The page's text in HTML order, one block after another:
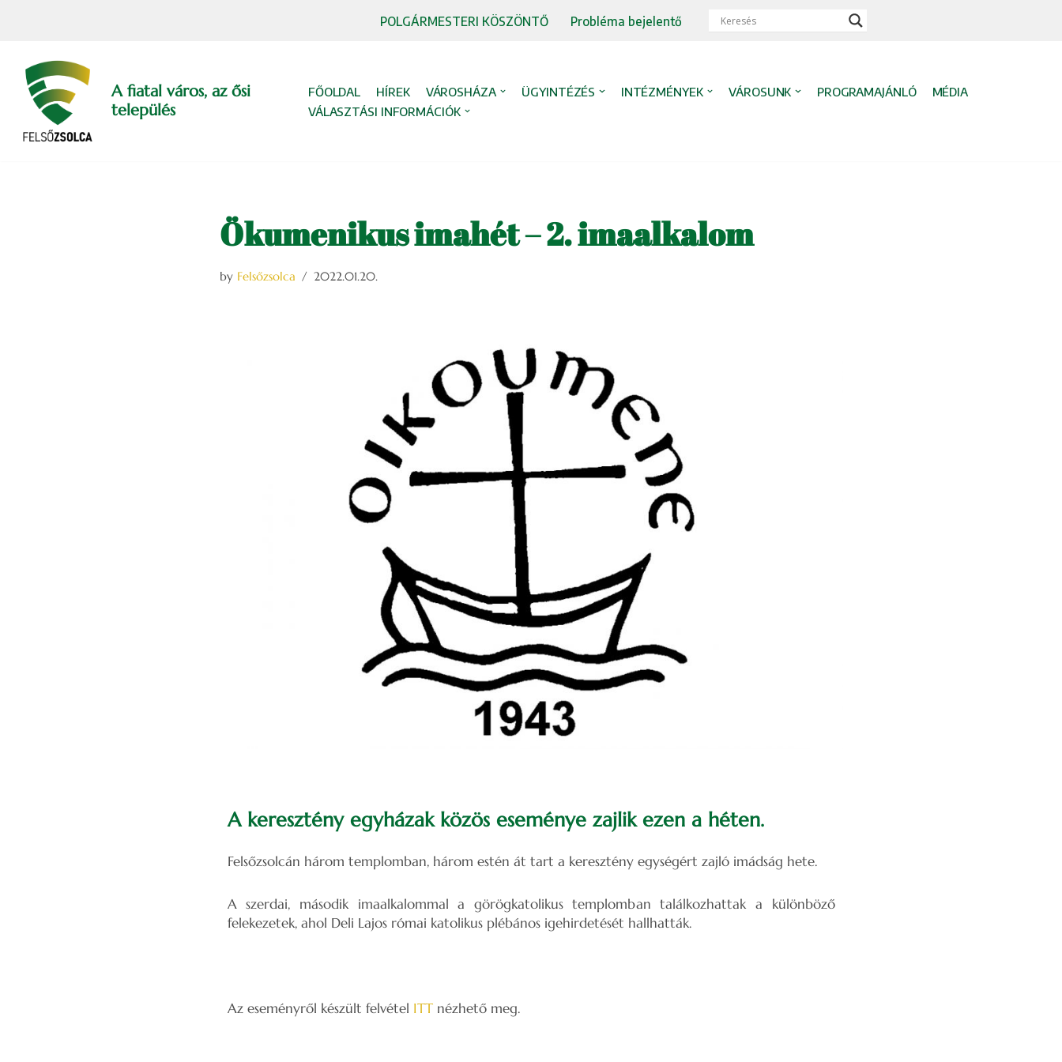
content
POLGÁRMESTERI KÖSZÖNTŐ Probléma bejelentő
A fiatal város, az ősi
település
FŐOLDAL HÍREK VÁROSHÁZA ÜGYINTÉZÉS INTÉZMÉNYEK VÁROSUNK PROGRAMAJÁNLÓ
MÉDIA
VÁLASZTÁSI INFORMÁCIÓK
Ökumenikus imahét – 2. imaalkalom
by Felsőzsolca 2022.01.20.
A keresztény egyházak közös eseménye zajlik ezen a héten.
Felsőzsolcán három templomban, három estén át tart a keresztény egységért zajló imádság hete.
A szerdai, második imaalkalommal a görögkatolikus templomban találkozhattak a különböző
felekezetek, ahol Deli Lajos római katolikus plébános igehirdetését hallhatták.
Az eseményről készült felvétel ITTnézhető meg.